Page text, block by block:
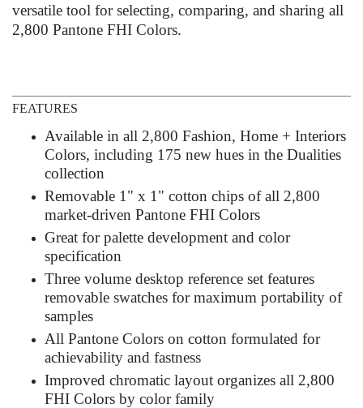
versatile tool for selecting, comparing, and sharing all
2,800 Pantone FHI Colors.
FEATURES
Available in all 2,800 Fashion, Home + Interiors
Colors, including 175 new hues in the Dualities
collection
Removable 1" x 1" cotton chips of all 2,800
market-driven Pantone FHI Colors
Great for palette development and color
specification
Three volume desktop reference set features
removable swatches for maximum portability of
samples
All Pantone Colors on cotton formulated for
achievability and fastness
Improved chromatic layout organizes all 2,800
FHI Colors by color family